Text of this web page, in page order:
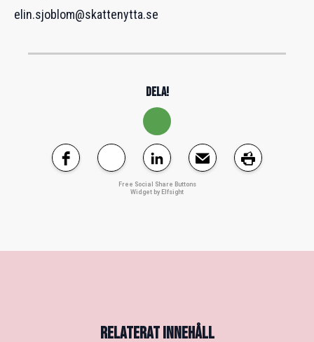
elin.sjoblom@skattenytta.se
DELA!
Free Social Share Buttons
Widget by Elfsight
RELATERAT INNEHÅLL